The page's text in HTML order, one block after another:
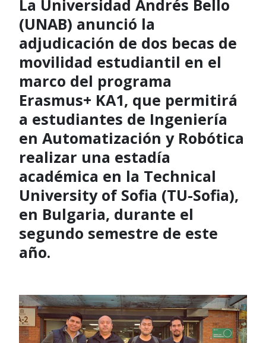
La Universidad Andrés Bello
(UNAB) anunció la
adjudicación de dos becas de
movilidad estudiantil en el
marco del programa
Erasmus+ KA1, que permitirá
a estudiantes de Ingeniería
en Automatización y Robótica
realizar una estadía
académica en la Technical
University of Sofia (TU-Sofia),
en Bulgaria, durante el
segundo semestre de este
año.